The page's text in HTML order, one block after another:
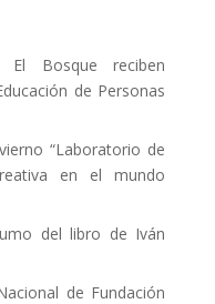
El Bosque reciben
de Personas
“Laboratorio de
en el mundo
del libro de Iván
de Fundación